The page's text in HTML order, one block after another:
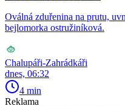
Oválná zduřenina na prutu,
bejlomorka ostružiníková.
Chalupáři-Zahrádkáři
dnes, 06:32
4 min
Reklama